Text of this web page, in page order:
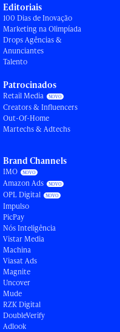
Editoriais
100 Dias de Inovação
Marketing na Olimpíada
Drops Agências &
Anunciantes
Talento
Patrocinados
Retail Media
Creators & Influencers
Out-Of-Home
Martechs & Adtechs
Brand Channels
IMO
Amazon Ads
OPL Digital
Impulso
PicPay
Nós Inteligência
Vistar Media
Machina
Viasat Ads
Magnite
Uncover
Mude
RZK Digital
DoubleVerify
Adlook